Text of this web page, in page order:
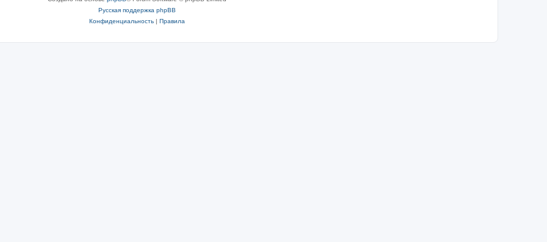
Русская поддержка phpBB
Конфиденциальность| Правила